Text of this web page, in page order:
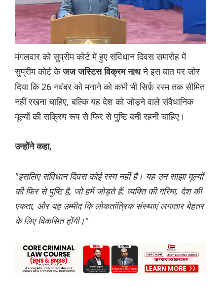
मंगलवार को सुप्रीम कोर्ट में हुए संविधान दिवस समारोह में
सुप्रीम कोर्ट केजज जस्टिस विक्रम नाथने इस बात पर ज़ोर
दिया कि 26 नवंबर को मनाने को कभी भी सिर्फ़ रस्म तक सीमित
नहीं रखना चाहिए, बल्कि यह देश को जोड़ने वाले संवैधानिक
मूल्यों की सक्रिय रूप से फिर से पुष्टि बनी रहनी चाहिए।
उन्होंने कहा,
"इसलिए संविधान दिवस कोई रस्म नहीं है। यह उन साझा मूल्यों
की फिर से पुष्टि है, जो हमें जोड़ते हैं: व्यक्ति की गरिमा, देश की
एकता, और यह उम्मीद कि लोकतांत्रिक संस्थाएं लगातार बेहतर
के लिए विकसित होंगी।"